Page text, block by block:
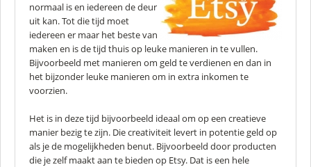
normaal is en iedereen de deur
uit kan. Tot die tijd moet
iedereen er maar het beste van
maken en is de tijd thuis op leuke manieren in te vullen.
Bijvoorbeeld met manieren om geld te verdienen en dan in
het bijzonder leuke manieren om in extra inkomen te
voorzien.
Het is in deze tijd bijvoorbeeld ideaal om op een creatieve
manier bezig te zijn. Die creativiteit levert in potentie geld op
als je de mogelijkheden benut. Bijvoorbeeld door producten
die je zelf maakt aan te bieden op Etsy. Dat is een hele